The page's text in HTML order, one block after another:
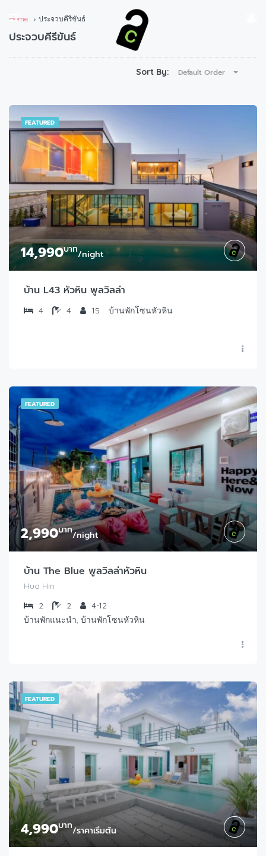
Home ประจวบคีรีขันธ์
ประจวบคีรีขันธ์
Sort By: Default Order
FEATURED
14,990บาท/night
บ้าน L43 หัวหิน พูลวิลล่า
4 4 15 บ้านพักโซนหัวหิน
FEATURED
2,990บาท/night
บ้าน The Blue พูลวิลล่าหัวหิน
Hua Hin
2
2
4-12
บ้านพักแนะนำ, บ้านพักโซนหัวหิน
FEATURED
4,990บาท/ราคาเริ่มต้น